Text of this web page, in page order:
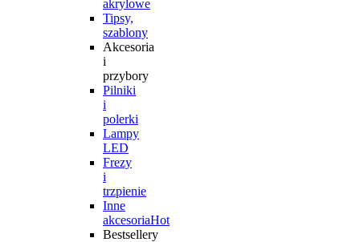
akrylowe
Tipsy,
szablony
Akcesoria
i
przybory
Pilniki
i
polerki
Lampy
LED
Frezy
i
trzpienie
Inne
akcesoriaHot
Bestsellery